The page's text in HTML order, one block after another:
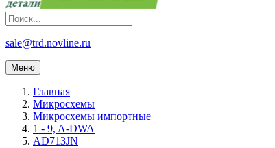
sale@trd.novline.ru
Меню
Главная
Микросхемы
Микросхемы импортные
1 - 9, A-DWA
AD713JN